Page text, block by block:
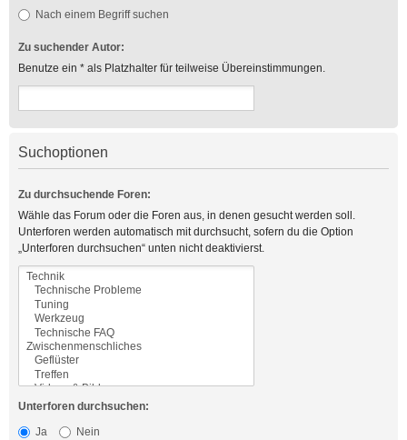
Nach einem Begriff suchen
Zu suchender Autor:
Benutze ein * als Platzhalter für teilweise Übereinstimmungen.
Suchoptionen
Zu durchsuchende Foren:
Wähle das Forum oder die Foren aus, in denen gesucht werden soll.
Unterforen werden automatisch mit durchsucht, sofern du die Option
„Unterforen durchsuchen“ unten nicht deaktivierst.
Unterforen durchsuchen:
Ja
Nein